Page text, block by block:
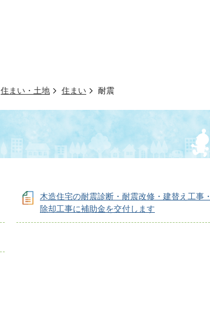
住まい・土地 住まい 耐震
木造住宅の耐震診断・耐震改修・建替え工事・
除却工事に補助金を交付します